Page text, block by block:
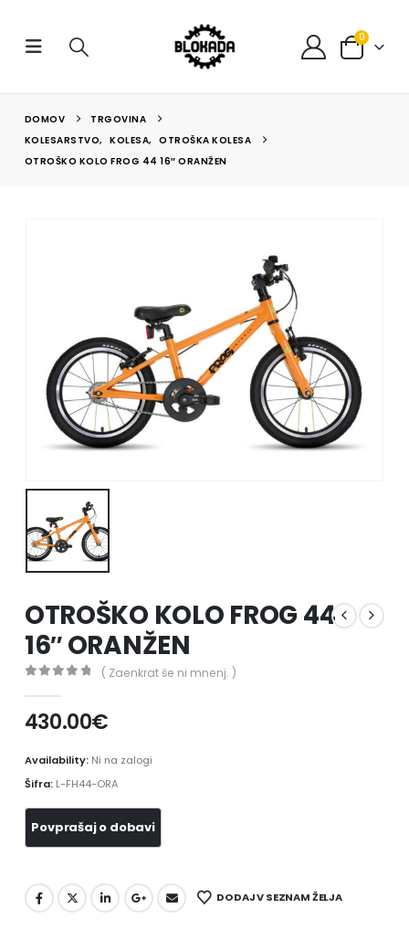
0
DOMOV
TRGOVINA
KOLESARSTVO, KOLESA,
OTROŠKA KOLESA
OTROŠKO KOLO FROG 44 16″ ORANŽEN
OTROŠKO KOLO FROG 44
16″ ORANŽEN
( Zaenkrat še ni mnenj. )
430.00€
Availability: Ni na zalogi
Šifra: L-FH44-ORA
DODAJ V SEZNAM ŽELJA